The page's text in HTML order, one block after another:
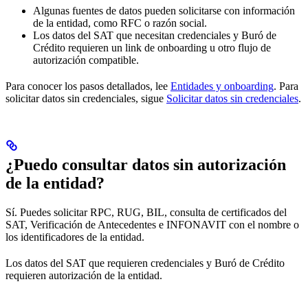
Algunas fuentes de datos pueden solicitarse con información
de la entidad, como RFC o razón social.
Los datos del SAT que necesitan credenciales y Buró de
Crédito requieren un link de onboarding u otro flujo de
autorización compatible.
Para conocer los pasos detallados, lee Entidades y onboarding. Para
solicitar datos sin credenciales, sigue Solicitar datos sin credenciales.
¿Puedo consultar datos sin autorización
de la entidad?
Sí. Puedes solicitar RPC, RUG, BIL, consulta de certificados del
SAT, Verificación de Antecedentes e INFONAVIT con el nombre o
los identificadores de la entidad.
Los datos del SAT que requieren credenciales y Buró de Crédito
requieren autorización de la entidad.